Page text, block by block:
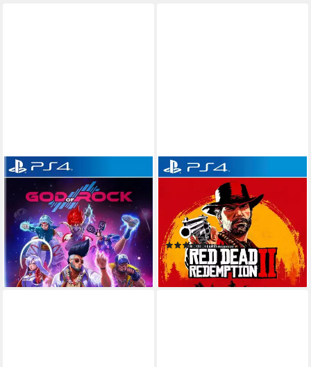
MAXIMUM ENTERTAINMENT
God of Rock
Playstation 4 Plattform
ab 12 Jahren USK-Freigabe
MAXIMUM ENTERTAINMENT UK LIMITED
Publisher
29,39 €
lieferbar - in 3-4 Werktagen bei dir
ROCKSTAR GAMES
Red Dead Redemption 2
PlayStation 4 Plattform
Rockstar Games Publisher
(1166)
ab 35,90 €
lieferbar - in 5-6 Werktagen bei dir